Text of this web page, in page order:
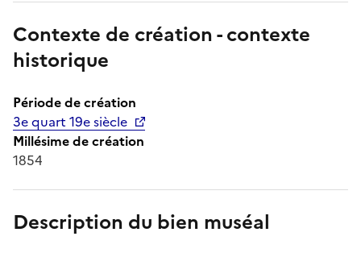
Contexte de création - contexte
historique
Période de création
3e quart 19e siècle
Millésime de création
1854
Description du bien muséal